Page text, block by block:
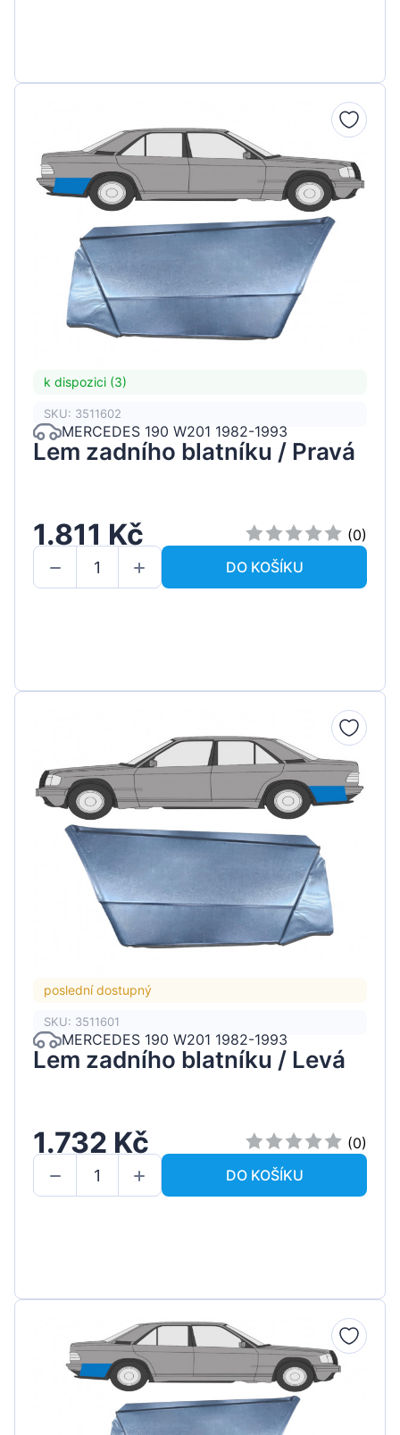
k dispozici (3)
SKU: 3511602
MERCEDES 190 W201 1982-1993
Lem zadního blatníku / Pravá
1.811 Kč
(0)
DO KOŠÍKU
poslední dostupný
SKU: 3511601
MERCEDES 190 W201 1982-1993
Lem zadního blatníku / Levá
1.732 Kč
(0)
DO KOŠÍKU